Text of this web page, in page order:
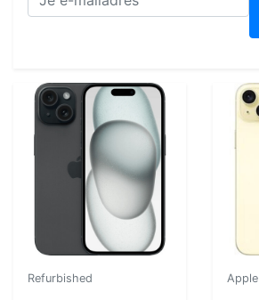
Refurbished Apple